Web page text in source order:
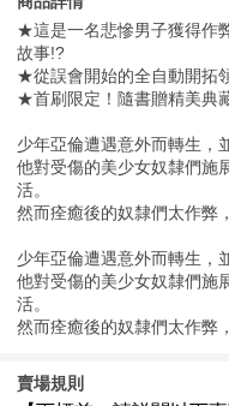
★這是一名悲慘男子獲得作
故事!?
★從誤會開始的全自動開拓
★首刷限定！隨書贈精美典
少年亞倫遭遇意外而轉生，
他對受傷的美少女奴隸們施
活。
然而痊癒後的奴隸們太作
少年亞倫遭遇意外而轉生，
他對受傷的美少女奴隸們施
活。
然而痊癒後的奴隸們太作
賣場規則